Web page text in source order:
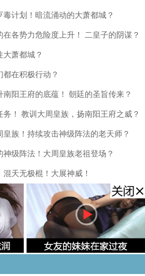
计划！暗流涌动的大萧都城？
各势力危险度上升！ 二皇子的阴谋？
大萧都城？
在积极行动？
阳王府的底蕴！ 朝廷的圣旨传来？
！ 教训大周皇族，扬南阳王府之威？
族！持续攻击神级阵法的老天师？
级阵法！大周皇族老祖登场？
天无极棍！大展神威！